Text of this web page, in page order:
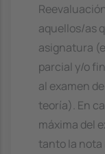
aquellos/as
asignatura
parcial y/o
al examen
teoría). En
máxima del
tanto la nota